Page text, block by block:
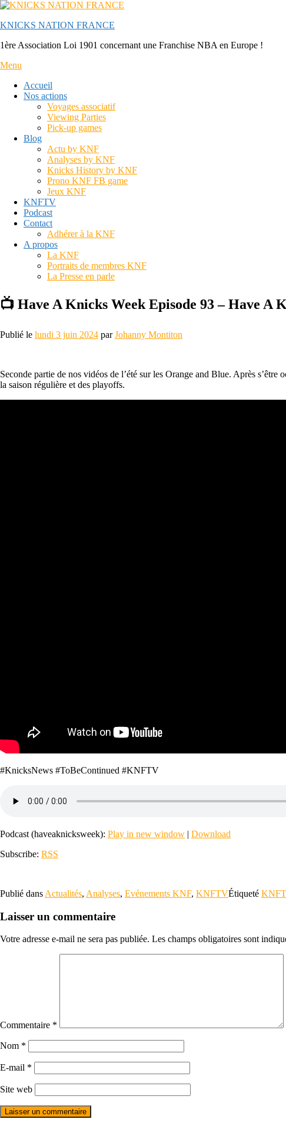
Aller
contenu
KNICKS NATION FRANCE
1ère Association Loi 1901 concernant une Franchise NBA en Europe !
Menu
Accueil
Nos actions
Voyages associatif
Viewing Parties
Pick-up games
Blog
Actu by KNF
Analyses by KNF
Knicks History by KNF
Prono KNF FB game
Jeux KNF
KNFTV
Podcast
Contact
Adhérer à la KNF
A propos
La KNF
Portraits de membres KNF
La Presse en parle
📺 Have A Knicks Week Episode 93 – Have A
Publié le lundi 3 juin 2024 parJohanny Montiton
Seconde partie de nos vidéos de l’été sur les Orange and Blue. Après
la saison régulière et des playoffs.
#KnicksNews #ToBeContinued #KNFTV
Podcast (haveaknicksweek): Play in new window | Download
Subscribe: RSS
Publié dans Actualités, Analyses, Evénements KNF, KNFTVÉtiqueté
Laisser un commentaire
Votre adresse e-mail ne sera pas publiée. Les champs obligatoires sont
Commentaire *
Nom *
E-mail *
Site web